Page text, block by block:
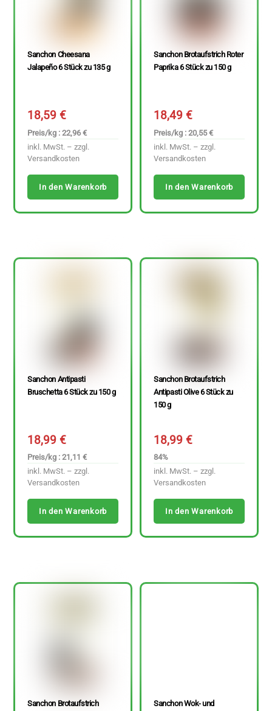
Sanchon Cheesana
Jalapeño 6 Stück zu 135 g
18,59€
Preis/kg : 22,96 €
inkl. MwSt. – zzgl.
Versandkosten
In den Warenkorb
Sanchon Brotaufstrich Roter
Paprika 6 Stück zu 150 g
18,49€
Preis/kg : 20,55 €
inkl. MwSt. – zzgl.
Versandkosten
In den Warenkorb
Sanchon Antipasti
Bruschetta 6 Stück zu 150 g
18,99€
Preis/kg : 21,11 €
inkl. MwSt. – zzgl.
Versandkosten
In den Warenkorb
Sanchon Brotaufstrich
Antipasti Olive 6 Stück zu
150 g
18,99€
84%
inkl. MwSt. – zzgl.
Versandkosten
In den Warenkorb
Sanchon Brotaufstrich
Sanchon Wok- und